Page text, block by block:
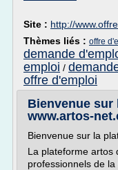
Site : http://
Thèmes liés : offre
demande
emploi /
offre d'emploi
Bienvenue sur
www.artos-
Bienvenue sur la
La plateforme artos
professionnels de